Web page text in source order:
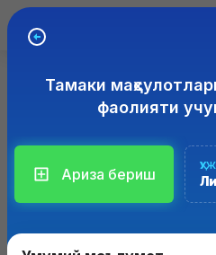
ЭЛЕКТРОН
Лицензиялаш ва рухсатнома
хизматлар кўрсатиш учун
Тамаки
фаолияти
Ариза бериш